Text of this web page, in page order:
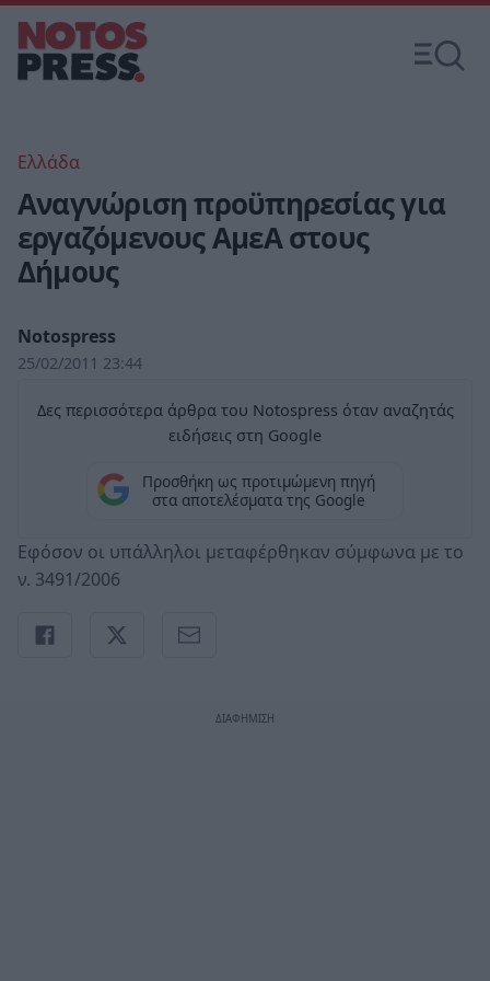
Ελλάδα
Αναγνώριση προϋπηρεσίας για
εργαζόμενους ΑμεΑ στους
Δήμους
Notospress
25/02/2011 23:44
Δες περισσότερα άρθρα του Notospress όταν αναζητάς
ειδήσεις στη Google
Προσθήκη ως προτιμώμενη πηγή
στα αποτελέσματα της Google
Εφόσον οι υπάλληλοι μεταφέρθηκαν σύμφωνα με το
ν. 3491/2006